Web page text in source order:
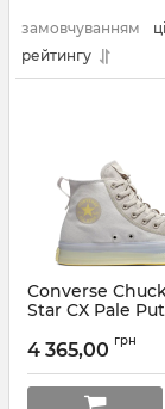
Бежеві,💚
🌸 Рожеві
⭕ Коричневі
замовчуванням
рейтингу
Converse
Star CX Pale
4 365,00 грн